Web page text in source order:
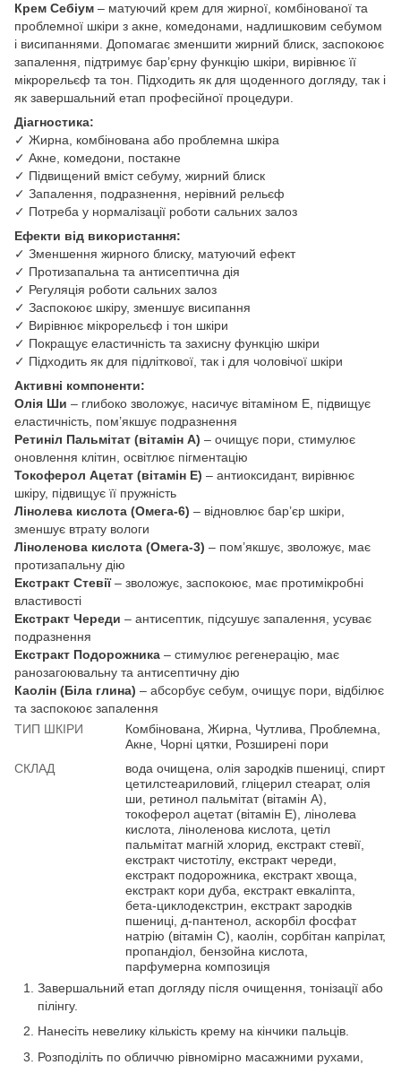
Крем Себіум – матуючий крем для жирної, комбінованої та
проблемної шкіри з акне, комедонами, надлишковим себумом
і висипаннями. Допомагає зменшити жирний блиск, заспокоює
запалення, підтримує бар’єрну функцію шкіри, вирівнює її
мікрорельєф та тон. Підходить як для щоденного догляду, так і
як завершальний етап професійної процедури.
Діагностика:
✓ Жирна, комбінована або проблемна шкіра
✓ Акне, комедони, постакне
✓ Підвищений вміст себуму, жирний блиск
✓ Запалення, подразнення, нерівний рельєф
✓ Потреба у нормалізації роботи сальних залоз
Ефекти від використання:
✓ Зменшення жирного блиску, матуючий ефект
✓ Протизапальна та антисептична дія
✓ Регуляція роботи сальних залоз
✓ Заспокоює шкіру, зменшує висипання
✓ Вирівнює мікрорельєф і тон шкіри
✓ Покращує еластичність та захисну функцію шкіри
✓ Підходить як для підліткової, так і для чоловічої шкіри
Активні компоненти:
Олія Ши – глибоко зволожує, насичує вітаміном Е, підвищує
еластичність, пом’якшує подразнення
Ретиніл Пальмітат (вітамін А) – очищує пори, стимулює
оновлення клітин, освітлює пігментацію
Токоферол Ацетат (вітамін Е) – антиоксидант, вирівнює
шкіру, підвищує її пружність
Лінолева кислота (Омега-6) – відновлює бар’єр шкіри,
зменшує втрату вологи
Ліноленова кислота (Омега-3) – пом’якшує, зволожує, має
протизапальну дію
Екстракт Стевії– зволожує, заспокоює, має протимікробні
властивості
Екстракт Череди – антисептик, підсушує запалення, усуває
подразнення
Екстракт Подорожника – стимулює регенерацію, має
ранозагоювальну та антисептичну дію
Каолін (Біла глина) – абсорбує себум, очищує пори, відбілює
та заспокоює запалення
ТИП ШКІРИ
Комбінована, Жирна, Чутлива, Проблемна,
Акне, Чорні цятки, Розширені пори
СКЛАД
вода очищена, олія зародків пшениці, спирт
цетилстеариловий, гліцерил стеарат, олія
ши, ретинол пальмітат (вітамін A),
токоферол ацетат (вітамін E), лінолева
кислота, ліноленова кислота, цетіл
пальмітат магній хлорид, екстракт стевії,
екстракт чистотілу, екстракт череди,
екстракт подорожника, екстракт хвоща,
екстракт кори дуба, екстракт евкаліпта,
бета-циклодекстрин, екстракт зародків
пшениці, д-пантенол, аскорбіл фосфат
натрію (вітамін C), каолін, сорбітан капрілат,
пропандіол, бензойна кислота,
парфумерна композиція
Завершальний етап догляду після очищення, тонізації або
пілінгу.
Нанесіть невелику кількість крему на кінчики пальців.
Розподіліть по обличчю рівномірно масажними рухами,